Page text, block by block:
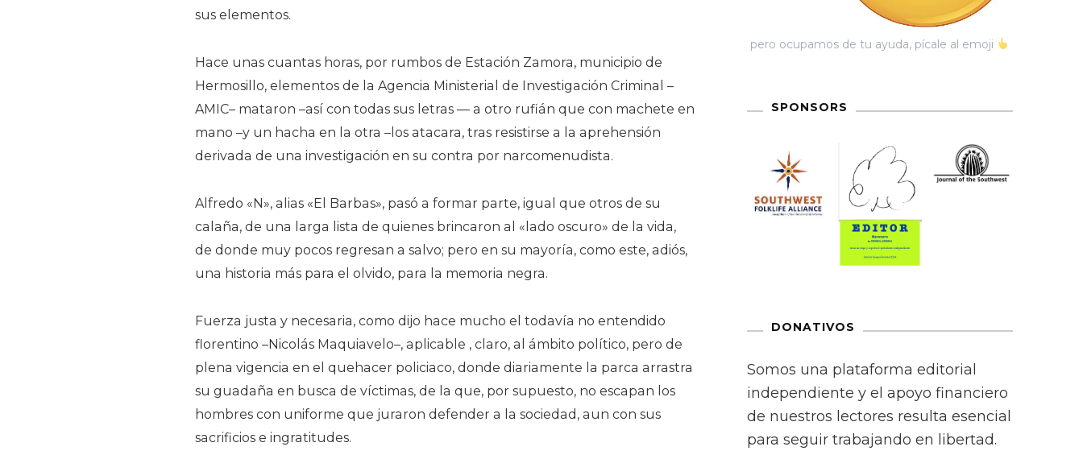
sus elementos.
Hace unas cuantas horas, por rumbos de Estación Zamora, municipio de
Hermosillo, elementos de la Agencia Ministerial de Investigación Criminal –
AMIC– mataron –así con todas sus letras — a otro rufián que con machete en
mano –y un hacha en la otra –los atacara, tras resistirse a la aprehensión
derivada de una investigación en su contra por narcomenudista.
Alfredo «N», alias «El Barbas», pasó a formar parte, igual que otros de su
calaña, de una larga lista de quienes brincaron al «lado oscuro» de la vida,
de donde muy pocos regresan a salvo; pero en su mayoría, como este, adiós,
una historia más para el olvido, para la memoria negra.
Fuerza justa y necesaria, como dijo hace mucho el todavía no entendido
florentino –Nicolás Maquiavelo–, aplicable , claro, al ámbito político, pero de
plena vigencia en el quehacer policiaco, donde diariamente la parca arrastra
su guadaña en busca de víctimas, de la que, por supuesto, no escapan los
hombres con uniforme que juraron defender a la sociedad, aun con sus
sacrificios e ingratitudes.
pero ocupamos de tu ayuda, pícale al emoji
SPONSORS
DONATIVOS
Somos una plataforma editorial
independiente y el apoyo financiero
de nuestros lectores resulta esencial
para seguir trabajando en libertad.